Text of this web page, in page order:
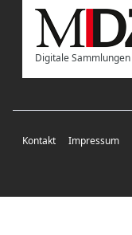
Digitale Sammlungen
Kontakt Impressum